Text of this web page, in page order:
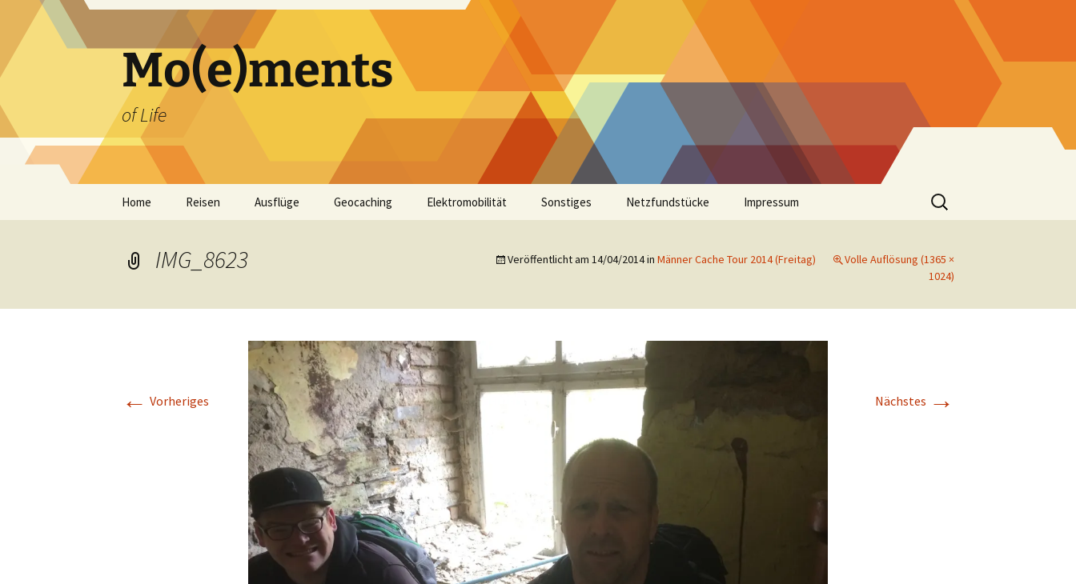
Inhalt
springen
Mo(e)ments
of Life
Home Reisen Ausflüge Geocaching Elektromobilität Sonstiges Netzfundstücke Impressum
Suchen
nach:
IMG_8623 Veröffentlicht am 14/04/2014in Männer Cache Tour 2014 (Freitag)
Volle Auflösung (1365 ×
1024)
← Vorheriges Nächstes →